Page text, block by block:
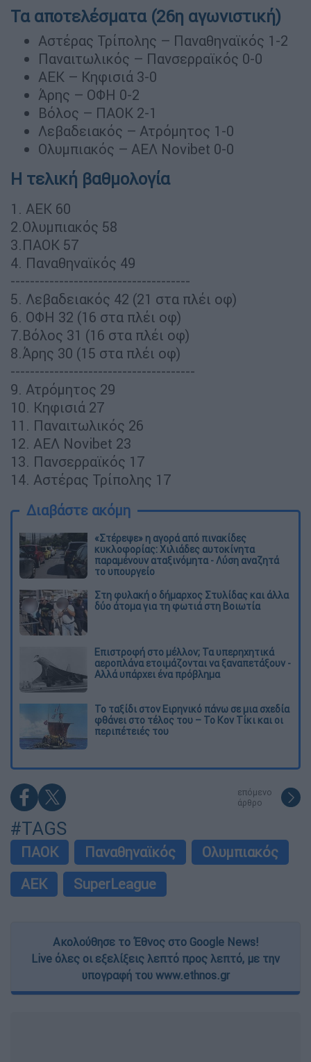
Τα αποτελέσματα (26η αγωνιστική)
Αστέρας Τρίπολης – Παναθηναϊκός 1-2
Παναιτωλικός – Πανσερραϊκός 0-0
ΑΕΚ – Κηφισιά 3-0
Άρης – ΟΦΗ 0-2
Βόλος – ΠΑΟΚ 2-1
Λεβαδειακός – Ατρόμητος 1-0
Ολυμπιακός – ΑΕΛ Novibet 0-0
Η τελική βαθμολογία
1. AEK 60
2.Ολυμπιακός 58
3.ΠΑΟΚ 57
4. Παναθηναϊκός 49
-------------------------------------
5. Λεβαδειακός 42 (21 στα πλέι οφ)
6. ΟΦΗ 32 (16 στα πλέι οφ)
7.Βόλος 31 (16 στα πλέι οφ)
8.Άρης 30 (15 στα πλέι οφ)
--------------------------------------
9. Ατρόμητος 29
10. Κηφισιά 27
11. Παναιτωλικός 26
12. ΑΕΛ Novibet 23
13. Πανσερραϊκός 17
14. Αστέρας Τρίπολης 17
Διαβάστε ακόμη
«Στέρεψε» η αγορά από πινακίδες
κυκλοφορίας: Χιλιάδες αυτοκίνητα
παραμένουν αταξινόμητα - Λύση αναζητά
το υπουργείο
Στη φυλακή ο δήμαρχος Στυλίδας και άλλα
δύο άτομα για τη φωτιά στη Βοιωτία
Επιστροφή στο μέλλον; Τα υπερηχητικά
αεροπλάνα ετοιμάζονται να ξαναπετάξουν -
Αλλά υπάρχει ένα πρόβλημα
Το ταξίδι στον Ειρηνικό πάνω σε μια σχεδία
φθάνει στο τέλος του – Το Κον Τίκι και οι
περιπέτειές του
επόμενο
άρθρο
#TAGS
ΠΑΟΚ Παναθηναϊκός
Ολυμπιακός
ΑΕΚ
SuperLeague
Ακολούθησε το Έθνος στο Google News!
Live όλες οι εξελίξεις λεπτό προς λεπτό, με την
υπογραφή του www.ethnos.gr